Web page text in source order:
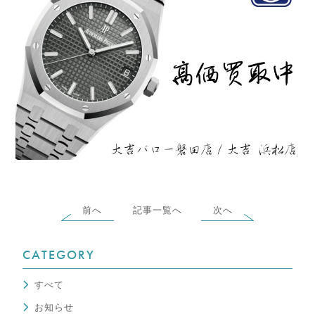
前へ 記事一覧へ 次へ
CATEGORY
すべて
お知らせ